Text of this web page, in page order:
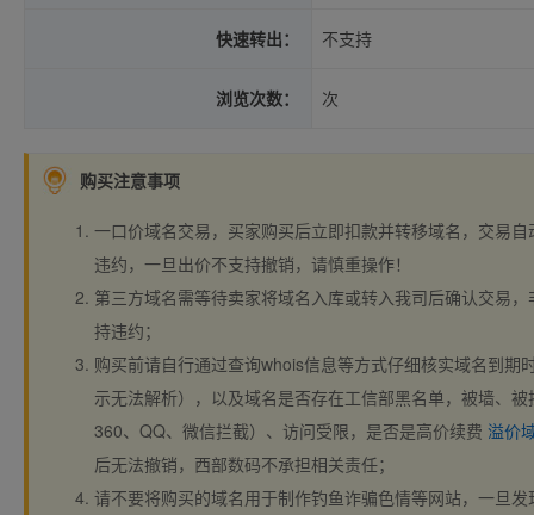
快速转出： 不支持
浏览次数： 次
购买注意事项
一口价域名交易，买家购买后立即扣款并转移域名，交易
违约，一旦出价不支持撤销，请慎重操作！
第三方域名需等待卖家将域名入库或转入我司后确认交易
持违约；
购买前请自行通过查询whois信息等方式仔细核实域名到期
示无法解析），以及域名是否存在工信部黑名单，被墙、
360、QQ、微信拦截）、访问受限，是否是高价续费 溢价
后无法撤销，西部数码不承担相关责任；
请不要将购买的域名用于制作钓鱼诈骗色情等网站，一旦